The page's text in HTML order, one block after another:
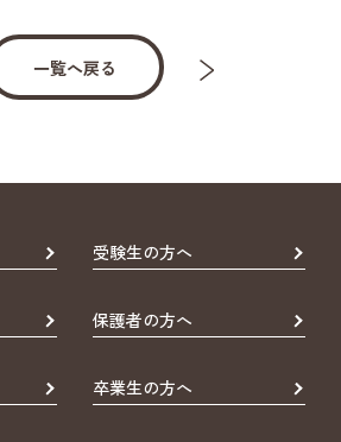
一覧へ戻る
受験生の方へ
保護者の方へ
卒業生の方へ